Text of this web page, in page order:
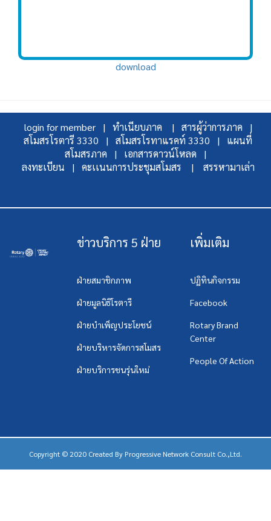
download
login for member | ทำเนียบภาค |
สารผู้ว่าการภาค |
สโมสรโรตารี 3330 |
สโมสรโรทาแรคท์ 3330 |
แผนที่
สโมสรภาค |
เอกสารดาวน์โหลด |
ลงทะเบียน |
คะเเนนการประชุมสโมสร | สรรหามาเล่า
ข่าวบริการ 5 ฝ่าย
ฝ่ายสมาชิกภาพ
ฝ่ายมูลนิธิโรตารี
ฝ่ายบำเพ็ญประโยชน์
ฝ่ายบริหารจัดการสโมสร
ฝ่ายบริการชนรุ่นใหม่
เพิ่มเติม
ปฏิทินกิจกรรม
Facebook
Rotary Brand
Center
People Of Action
Copyright © 2020 Created By Progressive Network Consult Co.,Ltd.